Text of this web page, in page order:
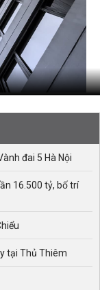
đai 5 Hà Nội
16.500 tỷ, bố trí
tại Thủ Thiêm